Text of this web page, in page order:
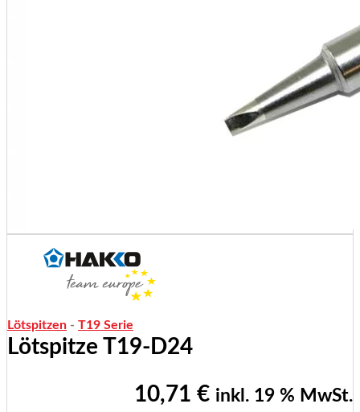
Lötspitzen - T19 Serie
Lötspitze T19-D24
10,71 € inkl. 19 % MwSt.